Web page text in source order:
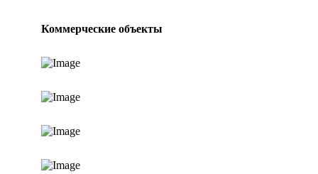
Коммерческие объекты